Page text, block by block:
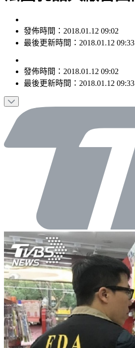
發佈時間：2018.01.12 09:02
最後更新時間：2018.01.12 09:33
發佈時間： 2018.01.12 09:02
最後更新時間： 2018.01.12 09:33